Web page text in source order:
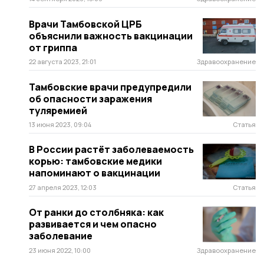
Врачи Тамбовской ЦРБ
объяснили важность вакцинации
от гриппа
22 августа 2023, 21:01 Здравоохранение
Тамбовские врачи предупредили
об опасности заражения
туляремией
13 июня 2023, 09:04 Статья
В России растёт заболеваемость
корью: тамбовские медики
напоминают о вакцинации
27 апреля 2023, 12:03 Статья
От ранки до столбняка: как
развивается и чем опасно
заболевание
23 июня 2022, 10:00 Здравоохранение